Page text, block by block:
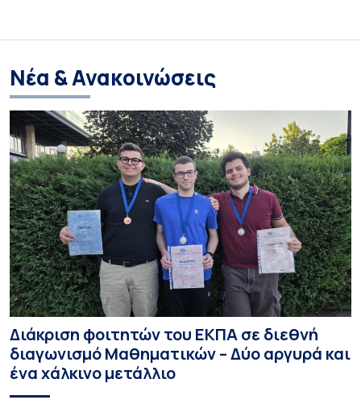
Νέα & Ανακοινώσεις
Διάκριση φοιτητών του ΕΚΠΑ σε διεθνή
διαγωνισμό Μαθηματικών – Δύο αργυρά και
ένα χάλκινο μετάλλιο